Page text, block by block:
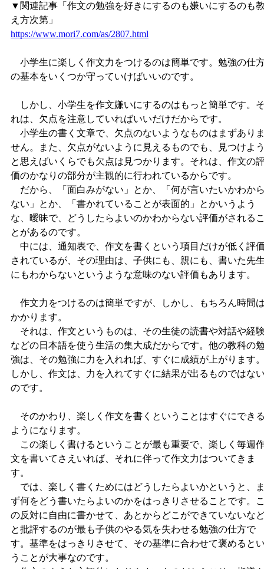
▼関連記事「作文の勉強を好きにするのも嫌いにするのも
え方次第」
https://www.mori7.com/as/2807.html
小学生に楽しく作文力をつけるのは簡単です。勉強の仕
の基本をいくつか守っていけばいいのです。
しかし、小学生を作文嫌いにするのはもっと簡単です。
れは、欠点を注意していればいいだけだからです。
小学生の書く文章で、欠点のないようなものはまずあり
せん。また、欠点がないように見えるものでも、見つけよ
と思えばいくらでも欠点は見つかります。それは、作文の
価のかなりの部分が主観的に行われているからです。
だから、「面白みがない」とか、「何が言いたいかわか
ない」とか、「書かれていることが表面的」とかいうよう
な、曖昧で、どうしたらよいのかわからない評価がされる
とがあるのです。
中には、通知表で、作文を書くという項目だけが低く評
されているが、その理由は、子供にも、親にも、書いた先
にもわからないというような意味のない評価もあります。
作文力をつけるのは簡単ですが、しかし、もちろん時間
かかります。
それは、作文というものは、その生徒の読書や対話や経
などの日本語を使う生活の集大成だからです。他の教科の
強は、その勉強に力を入れれば、すぐに成績が上がります
しかし、作文は、力を入れてすぐに結果が出るものではな
のです。
そのかわり、楽しく作文を書くということはすぐにでき
ようになります。
この楽しく書けるということが最も重要で、楽しく毎週
文を書いてさえいれば、それに伴って作文力はついてきま
す。
では、楽しく書くためにはどうしたらよいかというと、
ず何をどう書いたらよいのかをはっきりさせることです。
の反対に自由に書かせて、あとからどこができていないな
と批評するのが最も子供のやる気を失わせる勉強の仕方で
す。基準をはっきりさせて、その基準に合わせて褒めると
うことが大事なのです。